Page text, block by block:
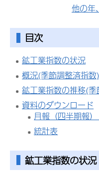
他の年
目次
鉱工業指数の状況
概況(季節調整済指数)
鉱工業指数の推移(
資料のダウンロード
月報（四半期報）
統計表
鉱工業指数の状況